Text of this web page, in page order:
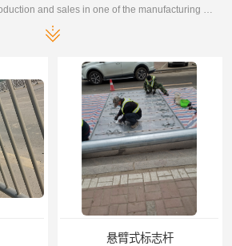
Development, design, production and sales in one of the manufacturing enterprises
悬臂式标志杆